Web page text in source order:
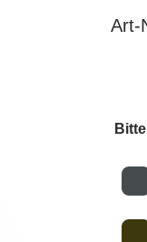
Art-